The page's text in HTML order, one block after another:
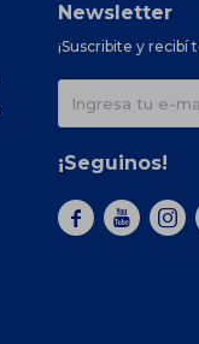
Newsletter
¡Suscribite y recibí
¡Seguinos!
  